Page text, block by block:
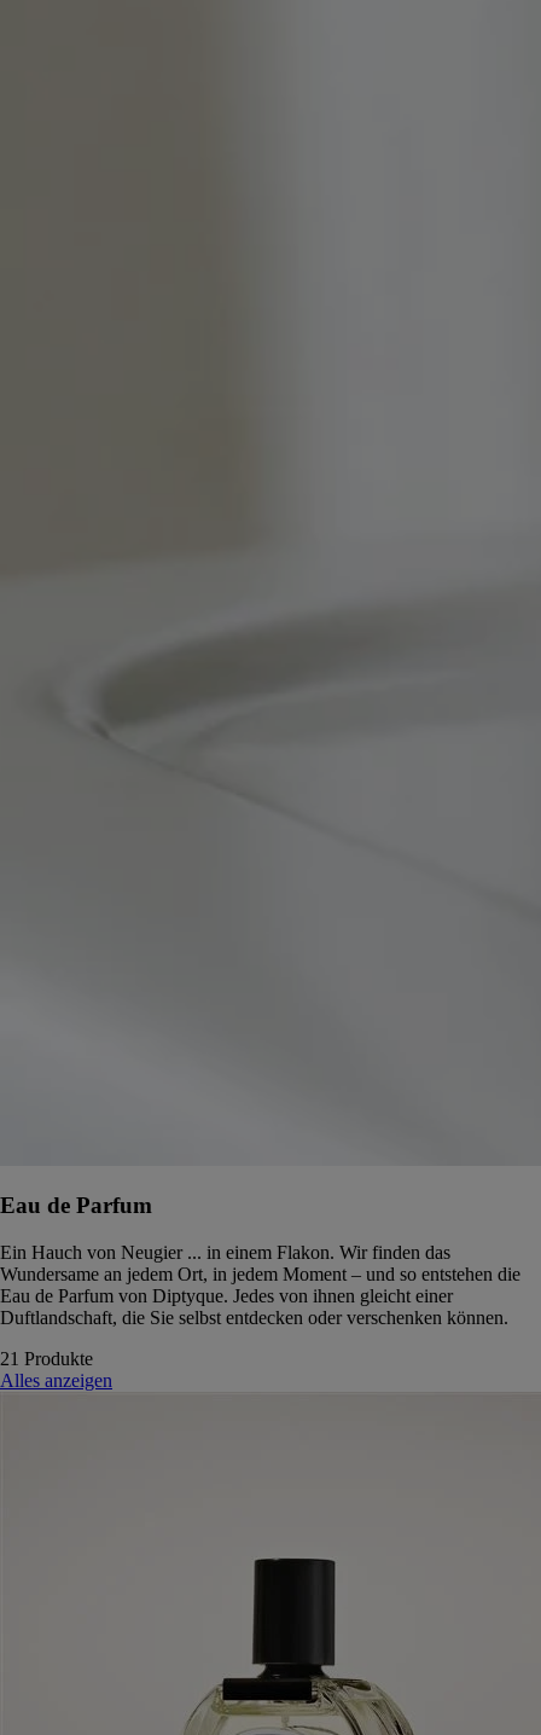
Eau de Parfum
Ein Hauch von Neugier ... in einem Flakon. Wir finden das
Wundersame an jedem Ort, in jedem Moment – und so entstehen die
Eau de Parfum von Diptyque. Jedes von ihnen gleicht einer
Duftlandschaft, die Sie selbst entdecken oder verschenken können.
21 Produkte
Alles anzeigen